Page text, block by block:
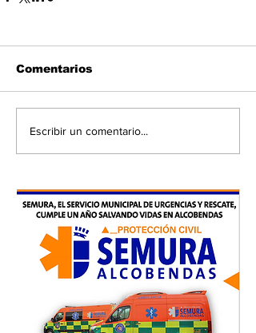
Comentarios
Escribir un comentario...